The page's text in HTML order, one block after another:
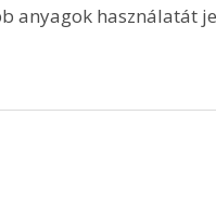
anyagok használatát